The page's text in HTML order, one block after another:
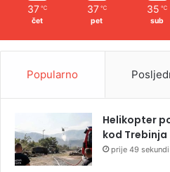
37 ℃
čet
37 ℃
pet
35 ℃
sub
Popularno
Helikopter
kod Trebinja
prije 49 sekundi